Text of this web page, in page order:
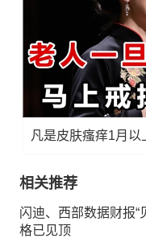
相关推荐
闪迪、西部数据财报“
格已见顶